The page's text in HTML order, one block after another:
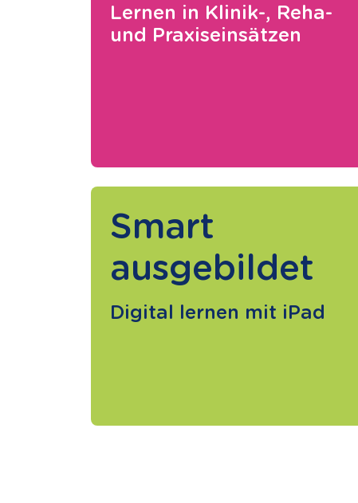
Lernen in Klinik-, Reha-
und Praxiseinsätzen
Smart
ausgebildet
Digital lernen mit iPad